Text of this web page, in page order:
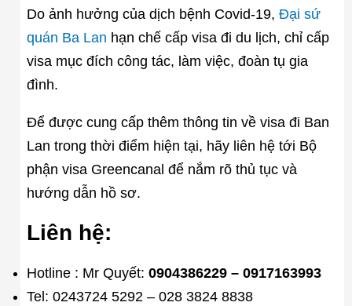
Do ảnh hưởng của dịch bệnh Covid-19, Đại sứ
quán Ba Lan hạn chế cấp visa đi du lịch, chỉ cấp
visa mục đích công tác, làm việc, đoàn tụ gia
đình.
Để được cung cấp thêm thông tin về visa đi Ban
Lan trong thời điểm hiện tại, hãy liên hệ tới Bộ
phận visa Greencanal để nắm rõ thủ tục và
hướng dẫn hồ sơ.
Liên hệ:
Hotline : Mr Quyết: 0904386229 – 0917163993
Tel: 0243724 5292 – 028 3824 8838